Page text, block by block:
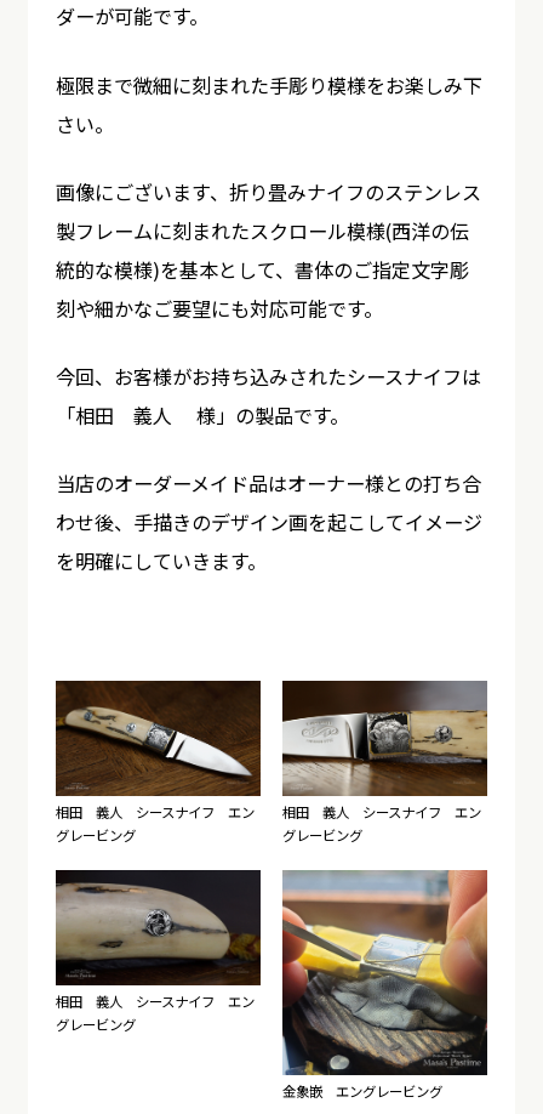
ダーが可能です。
極限まで微細に刻まれた手彫り模様をお楽しみ下
さい。
画像にございます、折り畳みナイフのステンレス
製フレームに刻まれたスクロール模様(西洋の伝
統的な模様)を基本として、書体のご指定文字彫
刻や細かなご要望にも対応可能です。
今回、お客様がお持ち込みされたシースナイフは
「相田 義人 様」の製品です。
当店のオーダーメイド品はオーナー様との打ち合
わせ後、手描きのデザイン画を起こしてイメージ
を明確にしていきます。
相田 義人 シースナイフ エン
グレービング
相田 義人 シースナイフ エン
グレービング
相田 義人 シースナイフ エン
グレービング
金象嵌 エングレービング